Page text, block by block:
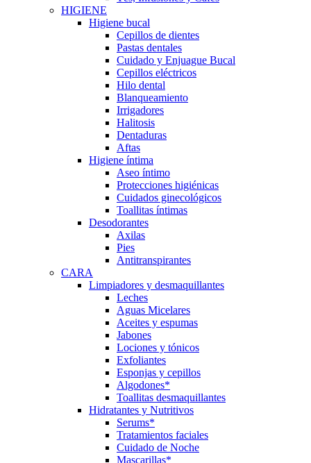
HIGIENE
Higiene bucal
Cepillos de dientes
Pastas dentales
Cuidado y Enjuague Bucal
Cepillos eléctricos
Hilo dental
Blanqueamiento
Irrigadores
Halitosis
Dentaduras
Aftas
Higiene íntima
Aseo íntimo
Protecciones higiénicas
Cuidados ginecológicos
Toallitas íntimas
Desodorantes
Axilas
Pies
Antitranspirantes
CARA
Limpiadores y desmaquillantes
Leches
Aguas Micelares
Aceites y espumas
Jabones
Lociones y tónicos
Exfoliantes
Esponjas y cepillos
Algodones*
Toallitas desmaquillantes
Hidratantes y Nutritivos
Serums*
Tratamientos faciales
Cuidado de Noche
Mascarillas*